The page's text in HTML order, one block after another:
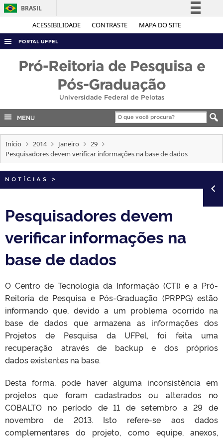
ACESSIBILIDADE CONTRASTE MAPA DO SITE
BRASIL
Simplifique!
Acesso à informação
Legislação
Canais
PORTAL UFPEL
CONCURSOS
EDITAIS
INTERNACIONAL
PORTARIAS
Pró-Reitoria de Pesquisa e
Pós-Graduação
Universidade Federal de Pelotas
MENU
Início 2014 Janeiro
29
Pesquisadores devem verificar informações na base de dados
NOTÍCIAS >
Pesquisadores devem
verificar informações na
base de dados
O Centro de Tecnologia da Informação (CTI) e a Pró-
Reitoria de Pesquisa e Pós-Graduação (PRPPG) estão
informando que, devido a um problema ocorrido na
base de dados que armazena as informações dos
Projetos de Pesquisa da UFPel, foi feita uma
recuperação através de backup e dos próprios
dados existentes na base.
Desta forma, pode haver alguma inconsistência em
projetos que foram cadastrados ou alterados no
COBALTO no período de 11 de setembro a 29 de
novembro de 2013. Isto refere-se aos dados
complementares do projeto, como equipe, anexos,